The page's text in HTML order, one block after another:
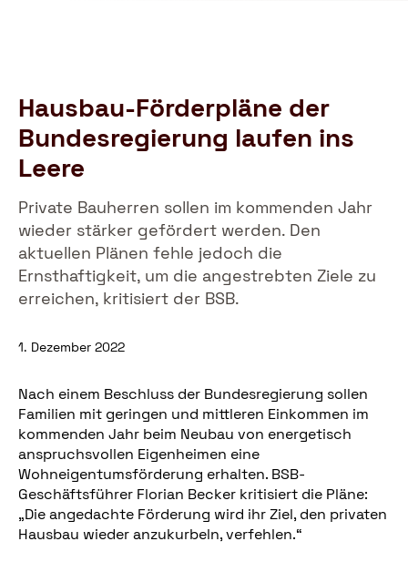
Hausbau-Förderpläne der
Bundesregierung laufen ins
Leere
Private Bauherren sollen im kommenden Jahr
wieder stärker gefördert werden. Den
aktuellen Plänen fehle jedoch die
Ernsthaftigkeit, um die angestrebten Ziele zu
erreichen, kritisiert der BSB.
1. Dezember 2022
Nach einem Beschluss der Bundesregierung sollen
Familien mit geringen und mittleren Einkommen im
kommenden Jahr beim Neubau von energetisch
anspruchsvollen Eigenheimen eine
Wohneigentumsförderung erhalten. BSB-
Geschäftsführer Florian Becker kritisiert die Pläne:
„Die angedachte Förderung wird ihr Ziel, den privaten
Hausbau wieder anzukurbeln, verfehlen.“